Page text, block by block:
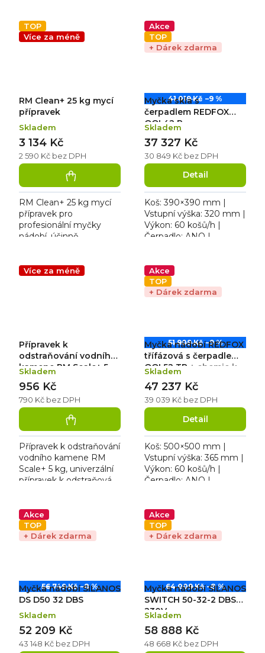
mm | 230 V / 3,5 kW.
Hlučnost...
mm | 230 V / 3,5 kW.
Hlučnost: 61 dB....
TOP
Více za méně
RM Clean+ 25 kg mycí
přípravek
Skladem
2 590 Kč bez DPH
3 134 Kč
RM Clean+ 25 kg mycí
přípravek pro
profesionální myčky
nádobí, účinně
rozměry 240 × 290 × 395
Akce
TOP
+ Dárek zdarma
41 019 Kč –9 %
Myčka skla s
čerpadlem REDFOX
QQI 42 P
Skladem
30 849 Kč bez DPH
37 327 Kč
Detail
Koš: 390×390 mm |
Vstupní výška: 320 mm |
Výkon: 60 košů/h |
Čerpadlo: ANO |
mm | 230 V / 3,5 kW.
Teplota oplachové...
Více za méně
Přípravek k
odstraňování vodního
kamene RM Scale+ 5
Skladem
790 Kč bez DPH
956 Kč
Přípravek k odstraňování
vodního kamene RM
Scale+ 5 kg, univerzální
přípravek k odstraňování
nádobí. Dávkování 15 -
30...
Akce
TOP
+ Dárek zdarma
51 909 Kč –9 %
Myčka nádobí REDFOX
třífázová s čerpadlem
QQI 52 TP + chemie k
Skladem
39 039 Kč bez DPH
47 237 Kč
Detail
Koš: 500×500 mm |
Vstupní výška: 365 mm |
Výkon: 60 košů/h |
Čerpadlo: ANO |
mm | 400 V / 5,4 kW.
Hlučnost: 59,5 dB....
Akce
TOP
+ Dárek zdarma
56 749 Kč –8 %
Myčka nádobí SILANOS
DS D50 32 DBS
Skladem
43 148 Kč bez DPH
52 209 Kč
Akce
TOP
+ Dárek zdarma
64 009 Kč –8 %
Myčka nádobí SILANOS
SWITCH 50-32-2 DBSM
230V
Skladem
48 668 Kč bez DPH
58 888 Kč